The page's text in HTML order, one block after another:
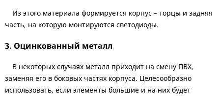
Из этого материала формируется корпус – торцы и задняя
часть, на которую монтируются светодиоды.
3. Оцинкованный металл
В некоторых случаях металл приходит на смену ПВХ,
заменяя его в боковых частях корпуса. Целесообразно
использовать, если элементы большие и на них будет